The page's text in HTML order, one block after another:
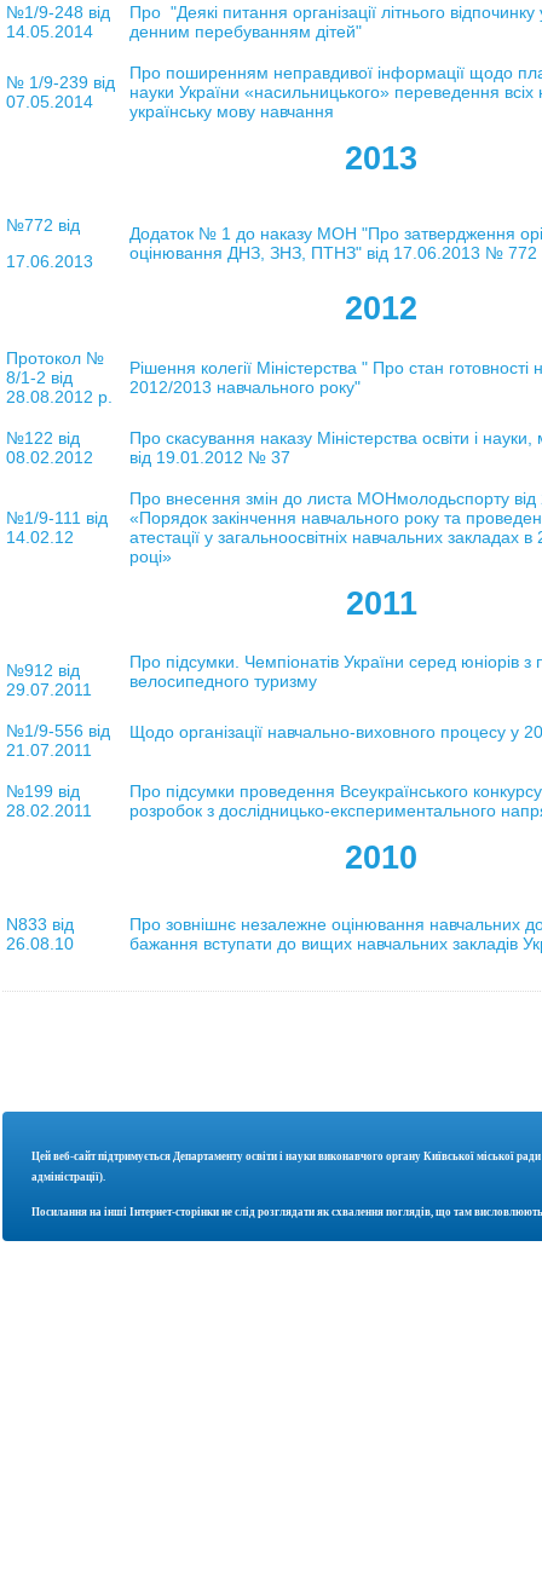
№1/9-248 від
14.05.2014
Про "Деякі питання організації літнього
денним перебуванням дітей"
№ 1/9-239 від
07.05.2014
Про поширенням неправдивої інформації щодо
науки України «насильницького» переведення всіх
українську мову навчання
2013
№772 від
17.06.2013
Додаток № 1 до наказу МОН "Про затвердження
оцінювання ДНЗ, ЗНЗ, ПТНЗ" від 17.06.2013 № 772
2012
Протокол №
8/1-2 від
28.08.2012 р.
Рішення колегії Міністерства " Про стан готовності
2012/2013 навчального року"
№122 від
08.02.2012
Про скасування наказу Міністерства освіти і
від 19.01.2012 № 37
№1/9-111 від
14.02.12
Про внесення змін до листа МОНмолодьспорту
«Порядок закінчення навчального року та
атестації у загальноосвітніх навчальних закладах
році»
2011
№912 від
29.07.2011
Про підсумки. Чемпіонатів України серед юніорів з
велосипедного туризму
№1/9-556 від
21.07.2011
Щодо організації навчально-виховного процесу у
№199 від
28.02.2011
Про підсумки проведення Всеукраїнського
розробок з дослідницько-експериментального
2010
N833 від
26.08.10
Про зовнішнє незалежне оцінювання навчальних
бажання вступати до вищих навчальних закладів
Цей веб-сайт підтримується Департаменту освіти і науки виконавчого органу Київської міської
адміністрації).
Посилання на інші Інтернет-сторінки не слід розглядати як схвалення поглядів, що там